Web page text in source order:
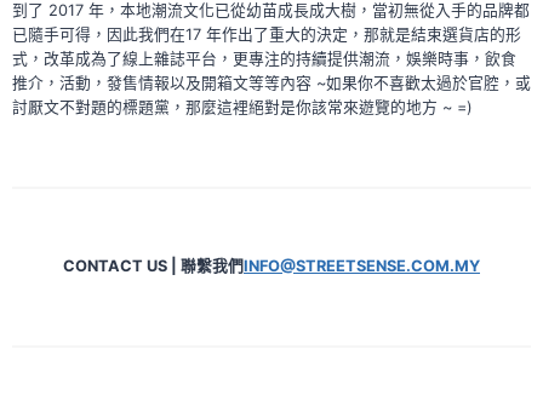
到了 2017 年，本地潮流文化已從幼苗成長成大樹，當初無從入手的品牌都
已隨手可得，因此我們在17 年作出了重大的決定，那就是結束選貨店的形
式，改革成為了線上雜誌平台，更專注的持續提供潮流，娛樂時事，飲食
推介，活動，發售情報以及開箱文等等內容 ~如果你不喜歡太過於官腔，或
討厭文不對題的標題黨，那麼這裡絕對是你該常來遊覽的地方 ~ =)
CONTACT US | 聯繫我們INFO@STREETSENSE.COM.MY